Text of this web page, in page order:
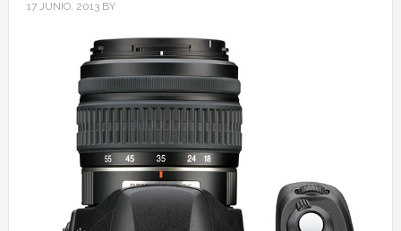
17 JUNIO, 2013BY